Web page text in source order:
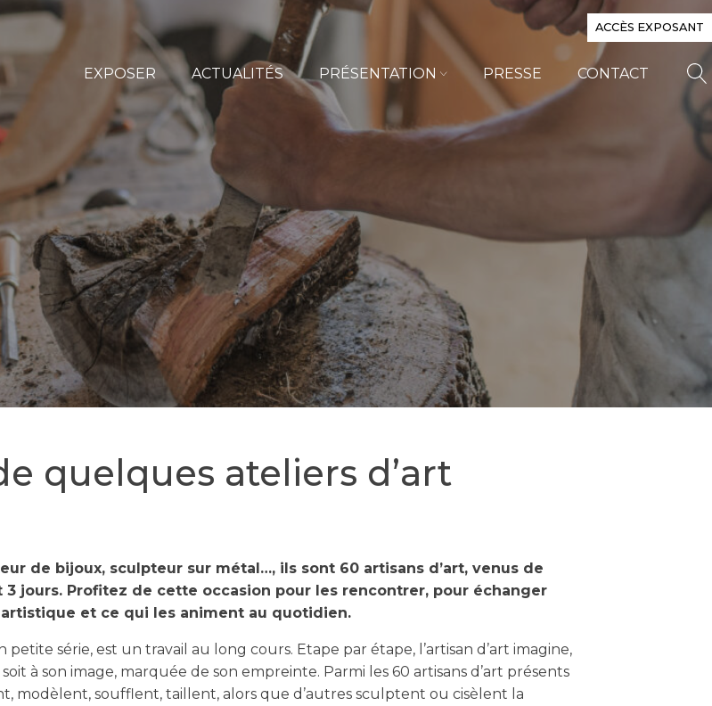
ACCÈS EXPOSANT
EXPOSER ACTUALITÉS PRÉSENTATION PRESSE CONTACT
quelques ateliers d’art
de bijoux, sculpteur sur métal…, ils sont 60 artisans d’art, venus de
3 jours. Profitez de cette occasion pour les rencontrer, pour échanger
et ce qui les animent au quotidien.
série, est un travail au long cours. Etape par étape, l’artisan d’art imagine,
à son image, marquée de son empreinte. Parmi les 60 artisans d’art présents
modèlent, soufflent, taillent, alors que d’autres sculptent ou cisèlent la